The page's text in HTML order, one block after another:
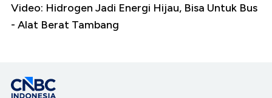
Video: Hidrogen Jadi Energi Hijau, Bisa Untuk Bus
- Alat Berat Tambang